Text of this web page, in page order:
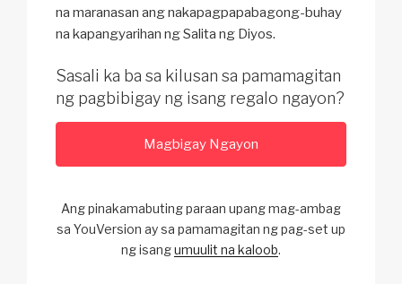
na maranasan ang nakapagpapabagong-buhay
na kapangyarihan ng Salita ng Diyos.
Sasali ka ba sa kilusan sa pamamagitan
ng pagbibigay ng isang regalo ngayon?
Magbigay Ngayon
Ang pinakamabuting paraan upang mag-ambag
sa YouVersion ay sa pamamagitan ng pag-set up
ng isangumuulit na kaloob.